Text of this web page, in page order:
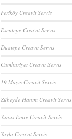
Feriköy Creavit Servis
Esentepe Creavit Servis
Duatepe Creavit Servis
Cumhuriyet Creavit Servis
19 Mayıs Creavit Servis
Zübeyde Hanım Creavit Servis
Yunus Emre Creavit Servis
Yayla Creavit Servis